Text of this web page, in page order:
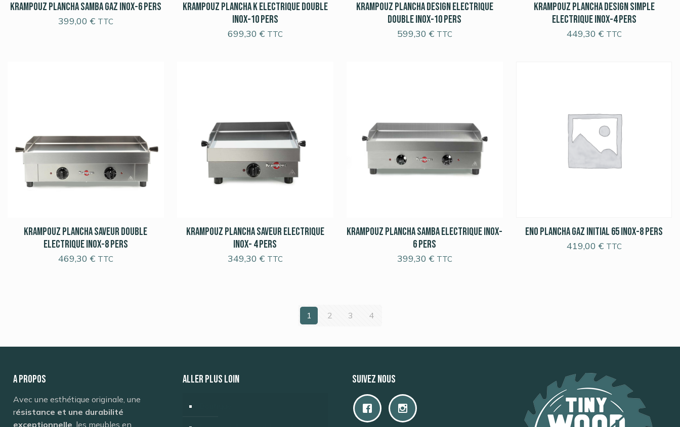
Krampouz Plancha Samba Gaz Inox-6 pers
399,00 € TTC
Krampouz Plancha K Electrique double
Inox-10 pers
699,30 € TTC
Krampouz Plancha Design Electrique
Double Inox-10 pers
599,30 € TTC
Krampouz Plancha Design Simple
Electrique Inox-4 pers
449,30 € TTC
Krampouz Plancha Saveur Double
Electrique Inox-8 pers
469,30 € TTC
Krampouz Plancha Saveur Electrique
Inox- 4 pers
349,30 € TTC
Krampouz Plancha Samba Electrique Inox-
6 pers
399,30 € TTC
ENO Plancha Gaz INITIAL 65 INOX-8 pers
419,00 € TTC
1 2 3 4
A propos
Avec une esthétique originale, une
résistance et une durabilité
exceptionnelle , les meubles en
ALLER PLUS LOIN Suivez nous